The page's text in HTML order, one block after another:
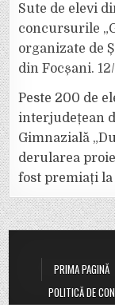
Sute de elevi
concursurile
organizate de
din Focșani.
Peste 200 de
interjudețean
Gimnazială
derularea
fost premiați la
PRIMA PAGINĂ
POLITICĂ DE